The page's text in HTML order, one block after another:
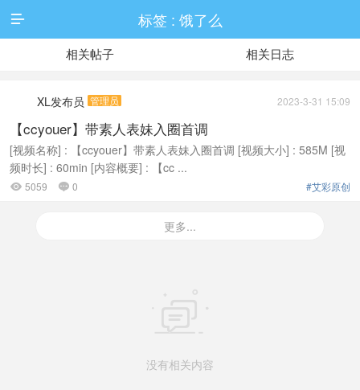
 标签 : 饿了么
相关帖子 相关日志
2023-3-31 15:09
XL发布员 管理员
【ccyouer】带素人表妹入圈首调
[视频名称] : 【ccyouer】带素人表妹入圈首调 [视频大小] : 585M [视
频时长] : 60min [内容概要] : 【cc ...
#艾彩原创
 5059  0
更多...
没有相关内容